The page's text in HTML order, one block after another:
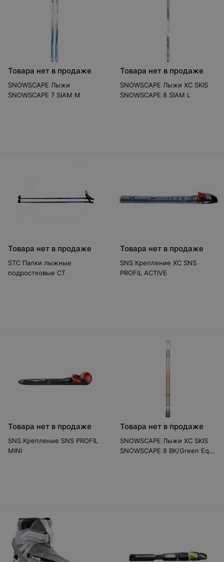
Товара нет в продаже
SNOWSCAPE Лыжи
SNOWSCAPE 7 SIAM M
Товара нет в продаже
SNOWSCAPE Лыжи XC SKIS
SNOWSCAPE 8 SIAM L
Товара нет в продаже
STC Палки лыжные
подростковые CT
Товара нет в продаже
SNS Крепление XC SNS
PROFIL ACTIVE
Товара нет в продаже
SNS Крепление SNS PROFIL
MINI
Товара нет в продаже
SNOWSCAPE Лыжи XC SKIS
SNOWSCAPE 8 BK/Green Eqt